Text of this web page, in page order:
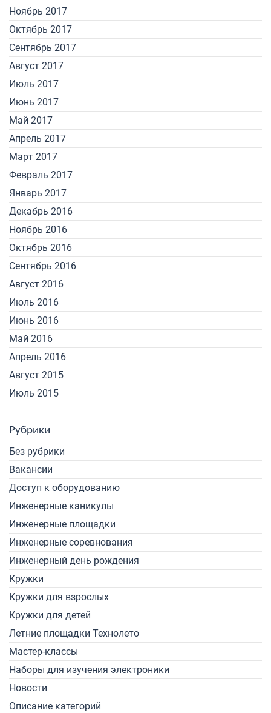
Ноябрь 2017
Октябрь 2017
Сентябрь 2017
Август 2017
Июль 2017
Июнь 2017
Май 2017
Апрель 2017
Март 2017
Февраль 2017
Январь 2017
Декабрь 2016
Ноябрь 2016
Октябрь 2016
Сентябрь 2016
Август 2016
Июль 2016
Июнь 2016
Май 2016
Апрель 2016
Август 2015
Июль 2015
Рубрики
Без рубрики
Вакансии
Доступ к оборудованию
Инженерные каникулы
Инженерные площадки
Инженерные соревнования
Инженерный день рождения
Кружки
Кружки для взрослых
Кружки для детей
Летние площадки Технолето
Мастер-классы
Наборы для изучения электроники
Новости
Описание категорий